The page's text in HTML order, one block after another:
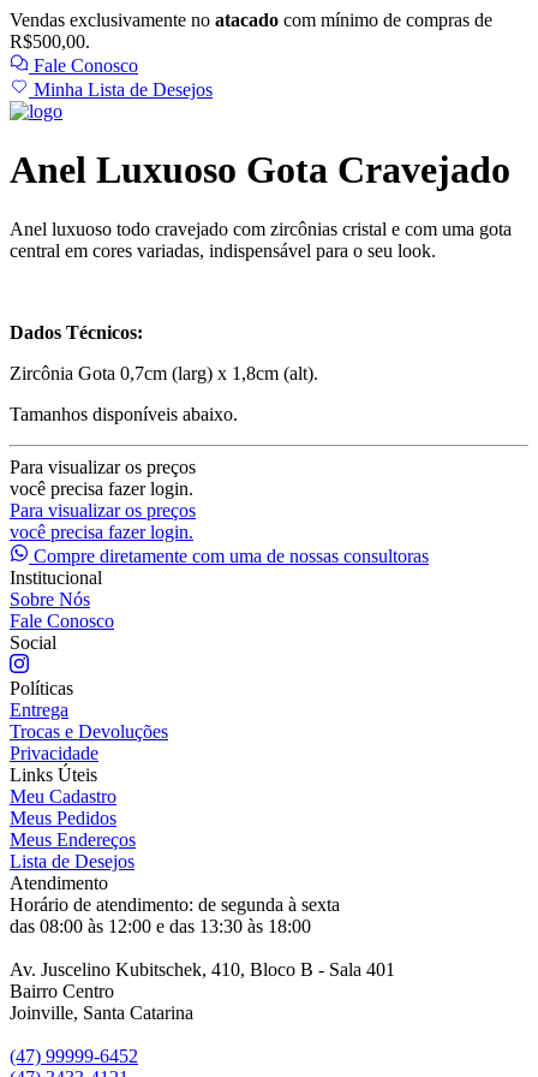
Vendas exclusivamente no atacado com mínimo de compras de
R$500,00.
Fale Conosco
Minha Lista de Desejos
Anel Luxuoso Gota Cravejado
Anel luxuoso todo cravejado com zircônias cristal e com uma gota
central em cores variadas, indispensável para o seu look.
Dados Técnicos:
Zircônia Gota 0,7cm (larg) x 1,8cm (alt).
Tamanhos disponíveis abaixo.
Para visualizar os preços
você precisa fazer login.
Para visualizar os preços
você precisa fazer login.
Compre diretamente com uma de nossas consultoras
Institucional
Sobre Nós
Fale Conosco
Social
Políticas
Entrega
Trocas e Devoluções
Privacidade
Links Úteis
Meu Cadastro
Meus Pedidos
Meus Endereços
Lista de Desejos
Atendimento
Horário de atendimento: de segunda à sexta
das 08:00 às 12:00 e das 13:30 às 18:00
Av. Juscelino Kubitschek, 410, Bloco B - Sala 401
Bairro Centro
Joinville, Santa Catarina
(47) 99999-6452